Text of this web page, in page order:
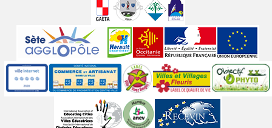
partenaires
Labels